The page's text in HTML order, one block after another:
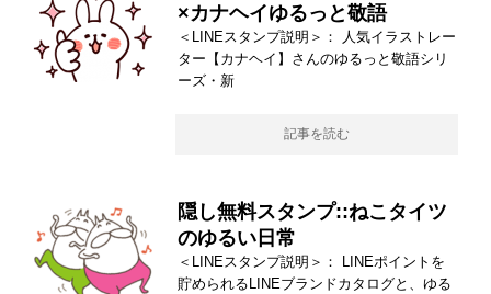
×カナヘイゆるっと敬語
＜LINEスタンプ説明＞： 人気イラストレー
ター【カナヘイ】さんのゆるっと敬語シリ
ーズ・新
記事を読む
隠し無料スタンプ::ねこタイツ
のゆるい日常
＜LINEスタンプ説明＞： LINEポイントを
貯められるLINEブランドカタログと、ゆる